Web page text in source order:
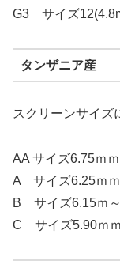
G3 サイズ
タンザニア産
スクリーンサイズ
AA サイズ6.75ｍ
A サイズ6.25ｍ
B サイズ6.15ｍ
C サイズ5.90ｍ